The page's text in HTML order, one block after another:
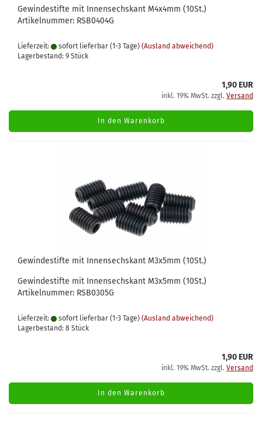
Gewindestifte mit Innensechskant M4x4mm (10St.)
Artikelnummer: RSB0404G
Lieferzeit: sofort lieferbar (1-3 Tage) (Ausland abweichend)
Lagerbestand: 9 Stück
1,90 EUR
inkl. 19% MwSt. zzgl. Versand
In den Warenkorb
Gewindestifte mit Innensechskant M3x5mm (10St.)
Gewindestifte mit Innensechskant M3x5mm (10St.)
Artikelnummer: RSB0305G
Lieferzeit: sofort lieferbar (1-3 Tage) (Ausland abweichend)
Lagerbestand: 8 Stück
1,90 EUR
inkl. 19% MwSt. zzgl. Versand
In den Warenkorb